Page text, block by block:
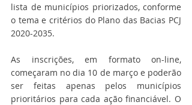
lista de municípios priorizados, conforme
o tema e critérios do Plano das Bacias PCJ
2020-2035.
As inscrições, em formato on-line,
começaram no dia 10 de março e poderão
ser feitas apenas pelos municípios
prioritários para cada ação financiável. O